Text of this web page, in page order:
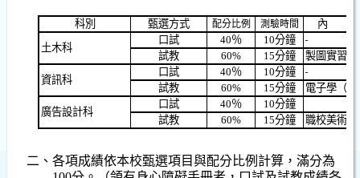
科別 甄選方式 配分比例 測驗時間
土木科
口試 40％ 10分鐘
試教
60% 15分鐘
製圖實習
資訊科
口試 40％ 10分鐘
試教
60% 15分鐘
電子學（
廣告設計科
口試 40％ 10分鐘
試教
60% 15分鐘 職校美術
二、 各項成績依本校甄選項目與配分比例計算，滿分為